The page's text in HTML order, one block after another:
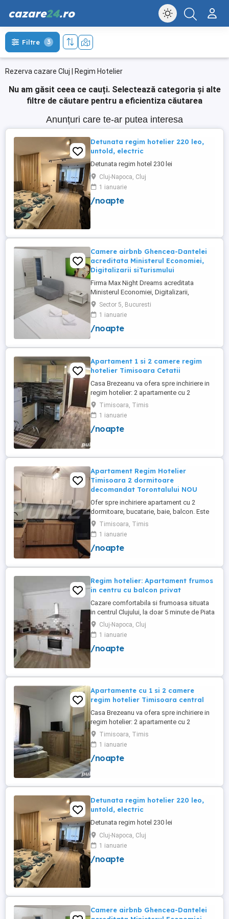
cazare24.ro
Rezerva cazare Cluj | Regim Hotelier
Filtre 3
Nu am găsit ceea ce cauți. Selectează categoria și alte
filtre de căutare pentru a eficientiza căutarea
Anunțuri care te-ar putea interesa
Detunata regim hotelier 220 leo,
untold, electric
Detunata regim hotel 230 lei
Cluj-Napoca, Cluj
1 ianuarie
/noapte
Camere airbnb Ghencea-Dantelei
acreditata Ministerul Economiei,
Digitalizarii siTurismului
Firma Max Night Dreams acreditata
Ministerul Economiei, Digitalizarii,
Antreprenoriatului si Turismului închiriază
in regim hotelier in zona Drumul Taberei -
Ghencea diferite tipuri de camere Camera
single cu o suprafață totală de 16mp
cu o suprafață totală de ...
Sector 5, Bucuresti
1 ianuarie
/noapte
Apartament 1 si 2 camere regim
hotelier Timisoara Cetatii
Casa Brezeanu va ofera spre inchiriere in
regim hotelier: 2 apartamente cu 2
dormitoare, baie si bucatarie proprie. (4
locuri cazare in fiecare apartament) 1
apartament cu 1 dormitor, baie si
bucatarie proprie. (3 locuri cazare) Fiecare
Timisoara, Timis
1 ianuarie
/noapte
Apartament Regim Hotelier
Timisoara 2 dormitoare
decomandat Torontalului NOU
Ofer spre inchiriere apartament cu 2
dormitoare, bucatarie, baie, balcon. Este
complet utilat si mobilat nou, clima,
internet, tv, video interfon masina de
spalat haine, lenjerii, prosoape,
consumabile. In incinta complexului de
de joaca pentru copii. Apartamentul ...
Timisoara, Timis
1 ianuarie
/noapte
Regim hotelier: Apartament frumos
in centru cu balcon privat
Cazare comfortabila si frumoasa situata
in centrul Clujului, la doar 5 minute de Piata
Mihai Viteazu, intr-un bloc nou.
Apartamentul este mobilat si utilat
complet, avand aragaz, hota, cuptor de
microunde, fierbator de apa, masina de
Cluj-Napoca, Cluj
1 ianuarie
/noapte
Apartamente cu 1 si 2 camere
regim hotelier Timisoara central
Casa Brezeanu va ofera spre inchiriere in
regim hotelier: 2 apartamente cu 2
dormitoare, baie si bucatarie proprie. (4
locuri cazare in fiecare apartament) 1
apartament cu 1 dormitor, baie si
bucatarie proprie. (3 locuri cazare) Fiecare
Timisoara, Timis
1 ianuarie
/noapte
Detunata regim hotelier 220 leo,
untold, electric
Detunata regim hotel 230 lei
Cluj-Napoca, Cluj
1 ianuarie
/noapte
Camere airbnb Ghencea-Dantelei